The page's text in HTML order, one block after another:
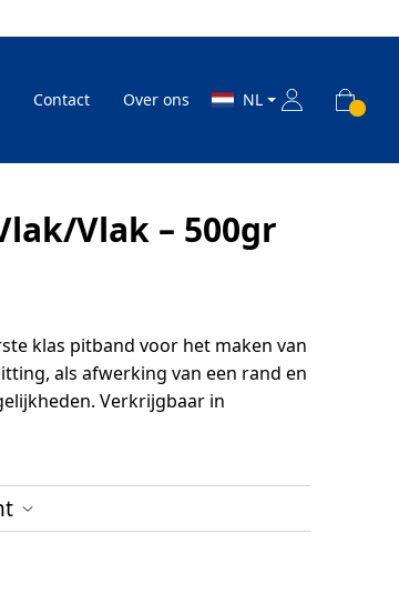
Contact Over ons NL
Vlak – 500gr
klas pitband voor het maken van
als afwerking van een rand en
Verkrijgbaar in